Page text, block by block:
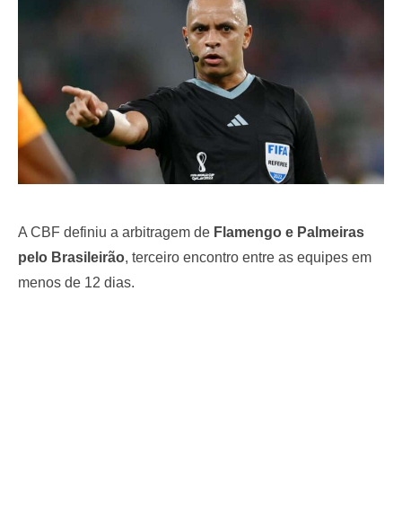
A CBF definiu a arbitragem de Flamengo e Palmeiras
pelo Brasileirão, terceiro encontro entre as equipes em
menos de 12 dias.